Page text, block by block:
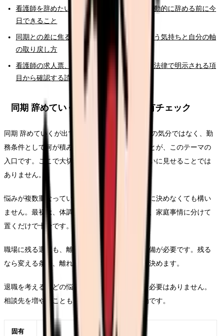
看護師を辞めたいと強く思った時の初動｜衝動的に辞める前に今
日できること
同期との差に焦る看護師さんへ。比べてしまう気持ちと自分の軸
の取り戻し方
看護師の求人票、どこを見れば失敗しない？法律で明示される項
目から確認する読み方ガイド
同期 辞めていくで辞めたい時の固有チェック
同期 辞めていくが出てきた時点で、単なる一日の気分ではなく、勤
務条件として何が積み上がっているかを見ることが、このテーマの
入口です。ここで大切なのは、退職理由をきれいに見せることでは
ありません。
悩みが複数重なっている時は、退職理由を一つに決めなくても構い
ません。最初は、体調、勤務、給与、人間関係、家庭事情に分けて
置くだけで十分です。
職場に残る選択も、離れる選択も、どちらも準備が必要です。残る
なら変える条件、離れるなら次で避ける条件を決めます。
退職を考えるほどの悩みは、本人だけで背負う必要はありません。
相談先を増やすことも、判断の質を上げる行動です。
固有